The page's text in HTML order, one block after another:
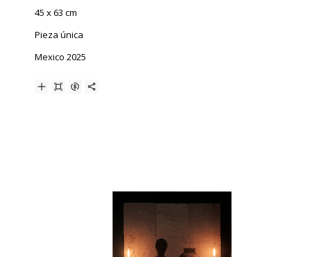
45 x 63 cm
Pieza única
Mexico 2025